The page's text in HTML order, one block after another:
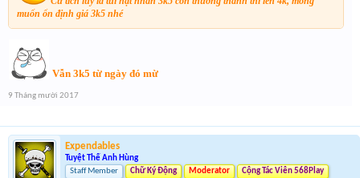
muốn ổn định giá 3k5 nhé
Vẫn 3k5 từ ngày đó mừ
9 Tháng mười 2017
Expendables
Tuyệt Thế Anh Hùng
Staff Member
Chữ Ký Động Moderator Cộng Tác Viên 568Play